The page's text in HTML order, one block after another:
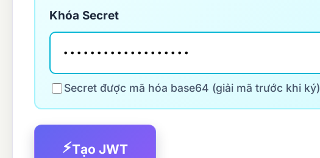
Khóa Secret
Secret được mã hóa base64 (giải mã trước khi ký)
⚡Tạo JWT